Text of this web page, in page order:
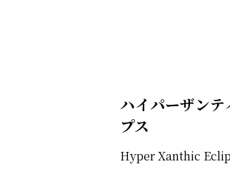
ハイパーザンテ
プス
Hyper Xanthic